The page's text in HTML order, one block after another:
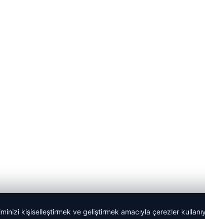
kişiselleştirmek ve geliştirmek amacıyla çerezler